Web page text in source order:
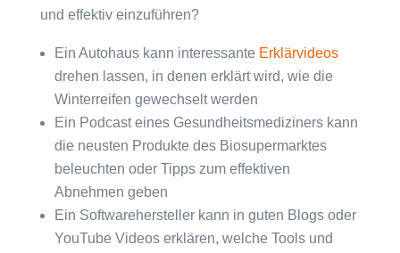
und effektiv einzuführen?
Ein Autohaus kann interessante Erklärvideos
drehen lassen, in denen erklärt wird, wie die
Winterreifen gewechselt werden
Ein Podcast eines Gesundheitsmediziners kann
die neusten Produkte des Biosupermarktes
beleuchten oder Tipps zum effektiven
Abnehmen geben
Ein Softwarehersteller kann in guten Blogs oder
YouTube Videos erklären, welche Tools und